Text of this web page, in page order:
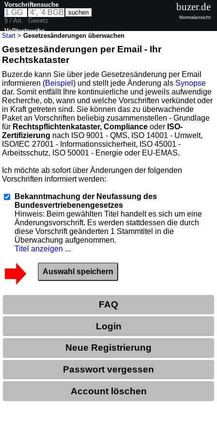
Start >Gesetzesänderungen überwachen
Gesetzesänderungen per Email - Ihr
Rechtskataster
Buzer.de kann Sie über jede Gesetzesänderung per Email
informieren (Beispiel) und stellt jede Änderung als Synopse
dar. Somit entfällt Ihre kontinuierliche und jeweils aufwendige
Recherche, ob, wann und welche Vorschriften verkündet oder
in Kraft getreten sind. Sie können das zu überwachende
Paket an Vorschriften beliebig zusammenstellen - Grundlage
für Rechtspflichtenkataster, Compliance oder ISO-
Zertifizierung nach ISO 9001 - QMS, ISO 14001 - Umwelt,
ISO/IEC 27001 - Informationssicherheit, ISO 45001 -
Arbeitsschutz, ISO 50001 - Energie oder EU-EMAS.
Ich möchte ab sofort über Änderungen der folgenden
Vorschriften informiert werden:
Bekanntmachung der Neufassung des
Bundesvertriebenengesetzes
Hinweis: Beim gewählten Titel handelt es sich um eine
Änderungsvorschrift. Es werden stattdessen die durch
diese Vorschrift geänderten 1 Stammtitel in die
Überwachung aufgenommen.
Titel anzeigen ...
FAQ
Login
Neue Registrierung
Passwort vergessen
Account löschen
Vorschriftensuche
§ / Art.
Gesetz
Volltextsuche
buzer.de
Normalansicht